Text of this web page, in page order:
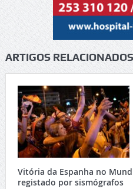
ARTIGOS RELACIONADOS
Vitória da Espanha no
registado por sismógrafos